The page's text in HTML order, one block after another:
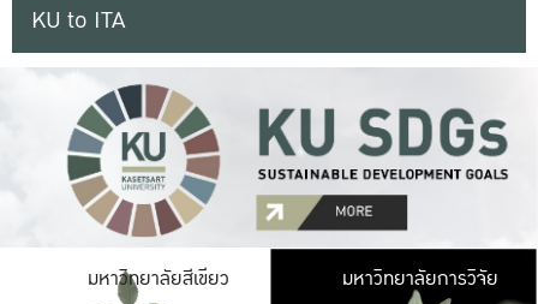
KU to ITA
มหาวิทยาลัยสีเขียว มหาวิ
มหาวิทยาลัยการวิจัย